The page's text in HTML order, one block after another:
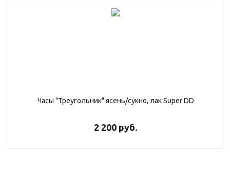
Часы "Треугольник" ясень/сукно, лак Super DD
2 200 руб.